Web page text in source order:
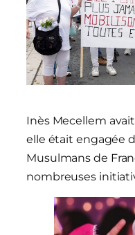
Inès Mecellem avait
elle était engagée
Musulmans de
nombreuses